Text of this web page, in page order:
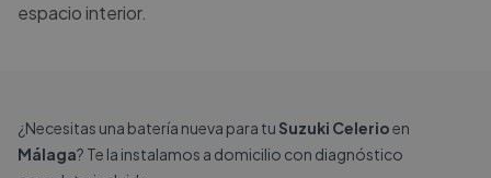
espacio interior.
¿Necesitas una batería nueva para tu Suzuki Celerioen
Málaga? Te la instalamos a domicilio con diagnóstico